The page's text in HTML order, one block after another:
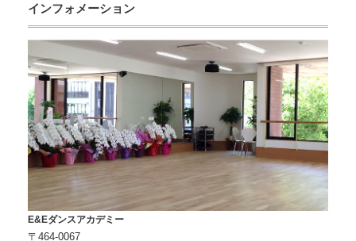
インフォメーション
E&Eダンスアカデミー
〒464-0067